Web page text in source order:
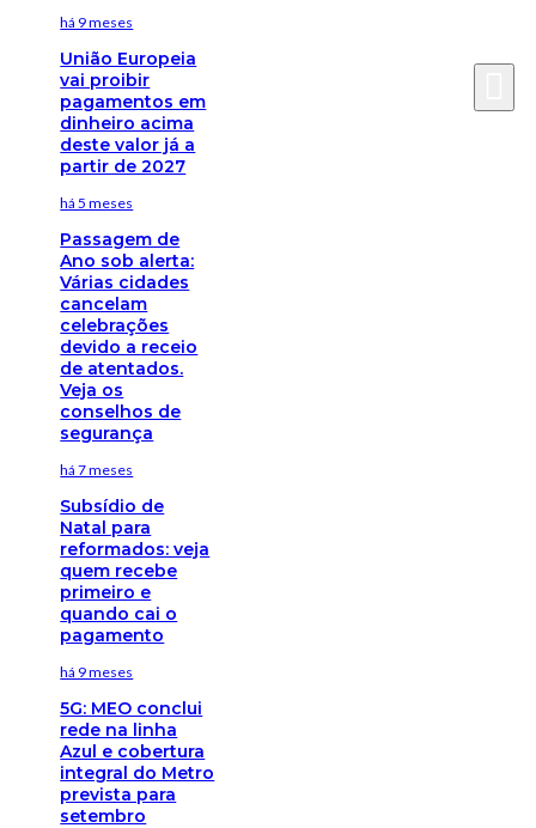
há 9 meses
União Europeia
vai proibir
pagamentos em
dinheiro acima
deste valor já a
partir de 2027
há 5 meses
Passagem de
Ano sob alerta:
Várias cidades
cancelam
celebrações
devido a receio
de atentados.
Veja os
conselhos de
segurança
há 7 meses
Subsídio de
Natal para
reformados: veja
quem recebe
primeiro e
quando cai o
pagamento
há 9 meses
5G: MEO conclui
rede na linha
Azul e cobertura
integral do Metro
prevista para
setembro